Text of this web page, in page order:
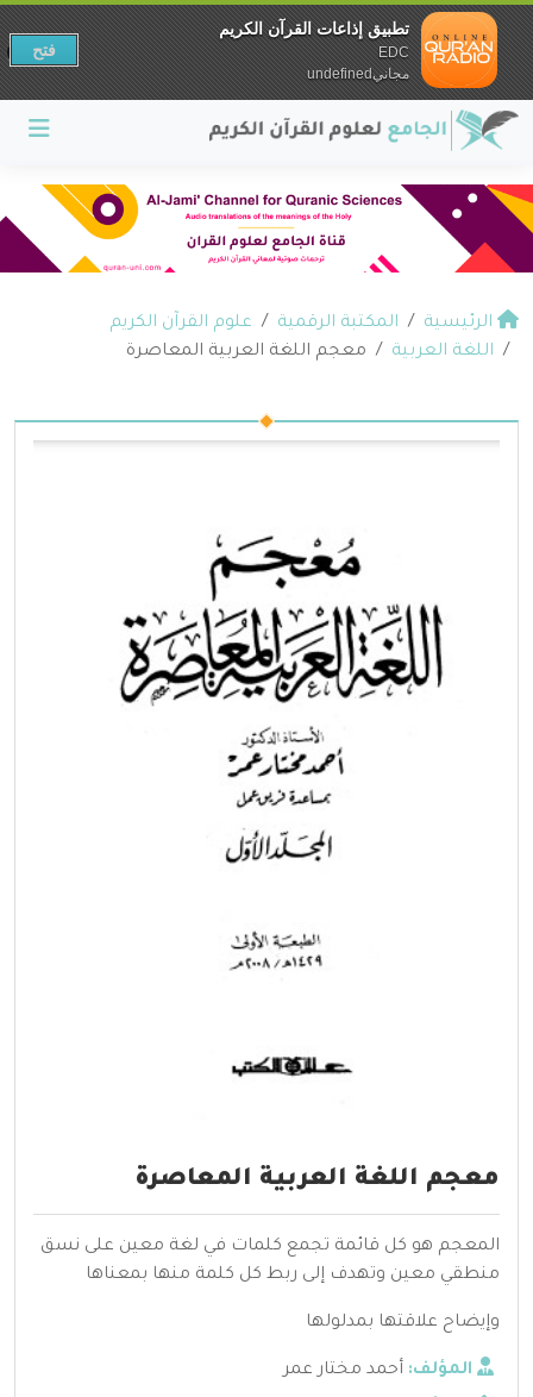
الرئيسية المكتبة الرقمية
علوم القرآن الكريم
اللغة العربية
معجم اللغة العربية المعاصرة
معجم اللغة العربية المعاصرة
المعجم هو كل قائمة تجمع كلمات في لغة معين على نسق
منطقي معين وتهدف إلى ربط كل كلمة منها بمعناها
وإيضاح علاقتها بمدلولها
المؤلف: أحمد مختار عمر
تطبيق إذاعات القرآن الكريم
EDC
مجانيundefined
فتح